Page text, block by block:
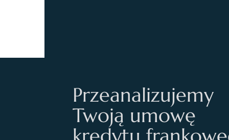
Przeanalizujemy
Twoją umowę